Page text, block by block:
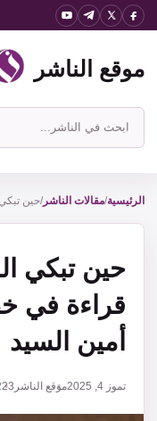
انتقل
المحتوى
موقع الناشر
ابحث
في
الناشر
الرئيسية/مقالات الناشر/
حين تبكي
قراءة في
أمين السيد
تموز 4, 2025 موقع الناشر